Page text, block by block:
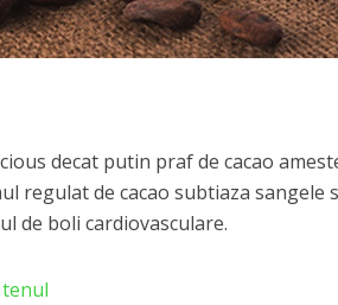
decat putin praf de cacao
regulat de cacao subtiaza sangele
de boli cardiovasculare.